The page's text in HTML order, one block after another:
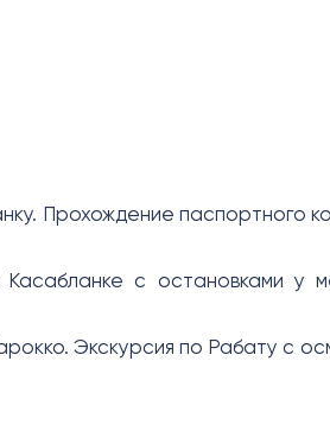
Прохождение паспортного
с остановками у
Экскурсия по Рабату с